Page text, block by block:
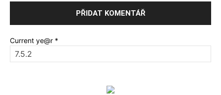
Current ye@r *